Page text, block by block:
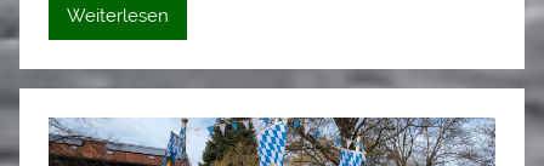
Weiterlesen